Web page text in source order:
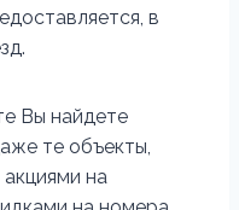
в
Вы найдете
те объекты,
на